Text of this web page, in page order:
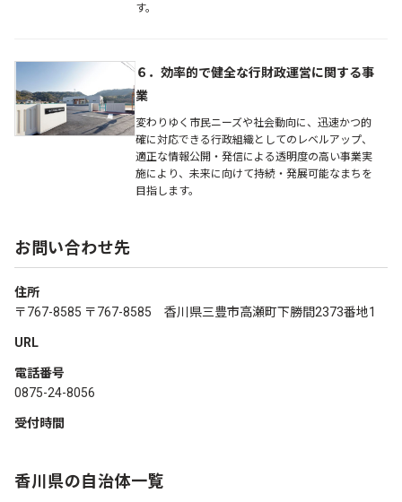
す。
６．効率的で健全な行財政運営に関する事
業
変わりゆく市民ニーズや社会動向に、迅速かつ的
確に対応できる行政組織としてのレベルアップ、
適正な情報公開・発信による透明度の高い事業実
施により、未来に向けて持続・発展可能なまちを
目指します。
お問い合わせ先
住所
〒767-8585 〒767-8585 香川県三豊市高瀬町下勝間2373番地1
URL
電話番号
0875-24-8056
受付時間
香川県の自治体一覧